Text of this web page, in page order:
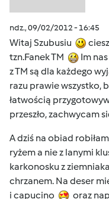
ndz., 09/02/2012 - 16:45
Witaj Szubusiu
tzn.Fanek TM
Im
z TM są dla każdego
razu prawie wszystko,
łatwością
przeszło, zachwycam
A dziś na obiad
ryżem a nie z lanymi
karkonosku z
chrzanem. Na deser
i capucino
oraz